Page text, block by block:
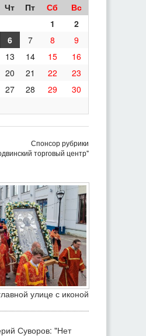
Чт Пт Сб
Вс
1
2
6 7 8
9
13 14 15
16
20 21 22
23
27 28 29
30
Спонсор рубрики
торговый центр"
улице с иконой
Суворов: "Нет